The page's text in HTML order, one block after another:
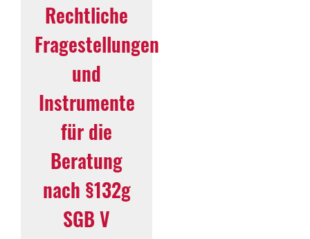
Rechtliche
Fragestellungen
und
Instrumente
für die
Beratung
nach §132g
SGB V